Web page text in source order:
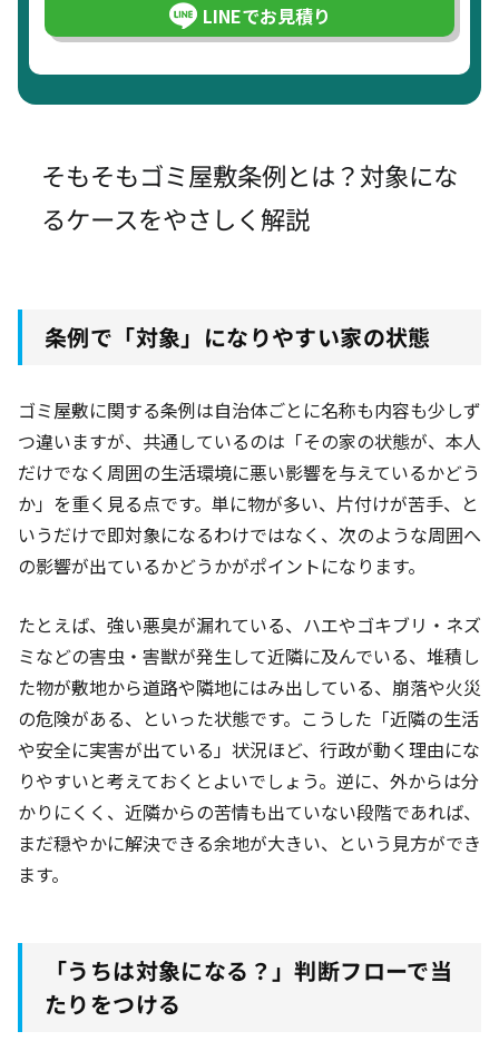
LINEでお見積り
そもそもゴミ屋敷条例とは？対象にな
るケースをやさしく解説
条例で「対象」になりやすい家の状態
ゴミ屋敷に関する条例は自治体ごとに名称も内容も少しず
つ違いますが、共通しているのは「その家の状態が、本人
だけでなく周囲の生活環境に悪い影響を与えているかどう
か」を重く見る点です。単に物が多い、片付けが苦手、と
いうだけで即対象になるわけではなく、次のような周囲へ
の影響が出ているかどうかがポイントになります。
たとえば、強い悪臭が漏れている、ハエやゴキブリ・ネズ
ミなどの害虫・害獣が発生して近隣に及んでいる、堆積し
た物が敷地から道路や隣地にはみ出している、崩落や火災
の危険がある、といった状態です。こうした「近隣の生活
や安全に実害が出ている」状況ほど、行政が動く理由にな
りやすいと考えておくとよいでしょう。逆に、外からは分
かりにくく、近隣からの苦情も出ていない段階であれば、
まだ穏やかに解決できる余地が大きい、という見方ができ
ます。
「うちは対象になる？」判断フローで当
たりをつける